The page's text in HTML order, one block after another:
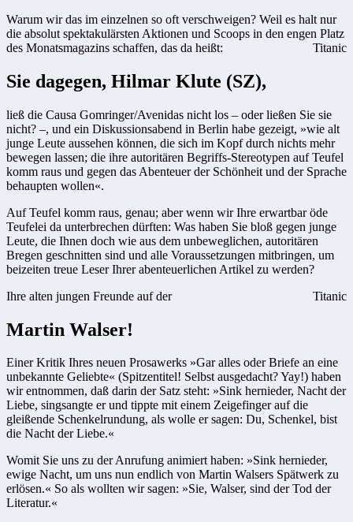
Warum wir das im einzelnen so oft verschweigen? Weil es halt nur
die absolut spektakulärsten Aktionen und Scoops in den engen Platz
des Monatsmagazins schaffen, das da heißt:
Titanic
Sie dagegen, Hilmar Klute (SZ),
ließ die Causa Gomringer/Avenidas nicht los – oder ließen Sie sie
nicht? –, und ein Diskussionsabend in Berlin habe gezeigt, »wie alt
junge Leute aussehen können, die sich im Kopf durch nichts mehr
bewegen lassen; die ihre autoritären Begriffs-Stereotypen auf Teufel
komm raus und gegen das Abenteuer der Schönheit und der Sprache
behaupten wollen«.
Auf Teufel komm raus, genau; aber wenn wir Ihre erwartbar öde
Teufelei da unterbrechen dürften: Was haben Sie bloß gegen junge
Leute, die Ihnen doch wie aus dem unbeweglichen, autoritären
Bregen geschnitten sind und alle Voraussetzungen mitbringen, um
beizeiten treue Leser Ihrer abenteuerlichen Artikel zu werden?
Ihre alten jungen Freunde auf der
Titanic
Martin Walser!
Einer Kritik Ihres neuen Prosawerks »Gar alles oder Briefe an eine
unbekannte Geliebte« (Spitzentitel! Selbst ausgedacht? Yay!) haben
wir entnommen, daß darin der Satz steht: »Sink hernieder, Nacht der
Liebe, singsangte er und tippte mit einem Zeigefinger auf die
gleißende Schenkelrundung, als wolle er sagen: Du, Schenkel, bist
die Nacht der Liebe.«
Womit Sie uns zu der Anrufung animiert haben: »Sink hernieder,
ewige Nacht, um uns nun endlich von Martin Walsers Spätwerk zu
erlösen.« So als wollten wir sagen: »Sie, Walser, sind der Tod der
Literatur.«